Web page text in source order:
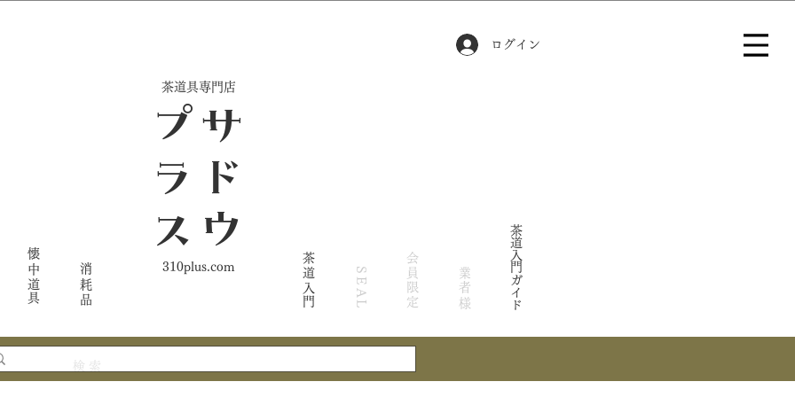
ログイン
​茶道具専門店
懐中道具 消耗品
サ
ド
ウ
プ
ラ
ス
310plus.com 茶道入門 SEAL 会員限定 業者様 茶道入門ガイド